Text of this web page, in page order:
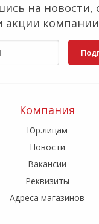
на новости,
акции компании
Компания
Юр.лицам
Новости
Вакансии
Реквизиты
Адреса магазинов